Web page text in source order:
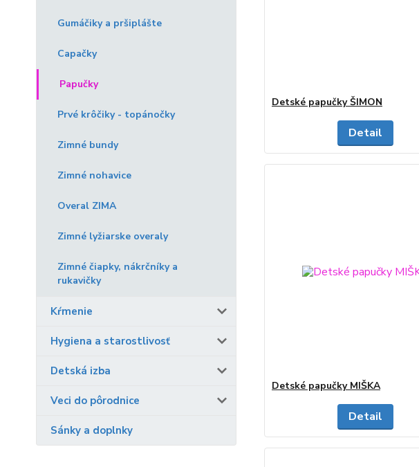
Gumáčiky a pršiplášte
Capačky
Papučky
Prvé krôčiky - topánočky
Zimné bundy
Zimné nohavice
Overal ZIMA
Zimné lyžiarske overaly
Zimné čiapky, nákrčníky a
rukavičky
Kŕmenie
Hygiena a starostlivosť
Detská izba
Veci do pôrodnice
Sánky a doplnky
Detské papučky ŠIMON
Detail
Detské papučky MIŠKA
Detail